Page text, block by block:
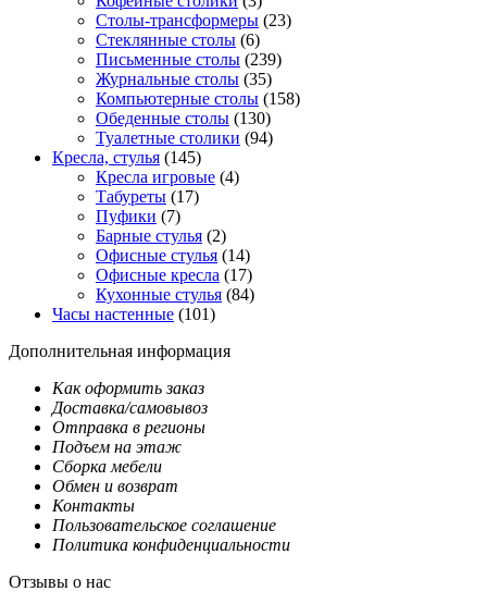
Столы-трансформеры (23)
Стеклянные столы (6)
Письменные столы (239)
Журнальные столы (35)
Компьютерные столы (158)
Обеденные столы (130)
Туалетные столики (94)
Кресла, стулья (145)
Кресла игровые (4)
Табуреты (17)
Пуфики (7)
Барные стулья (2)
Офисные стулья (14)
Офисные кресла (17)
Кухонные стулья (84)
Часы настенные (101)
Дополнительная информация
Как оформить заказ
Доставка/самовывоз
Отправка в регионы
Подъем на этаж
Сборка мебели
Обмен и возврат
Контакты
Пользовательское соглашение
Политика конфиденциальности
Отзывы о нас